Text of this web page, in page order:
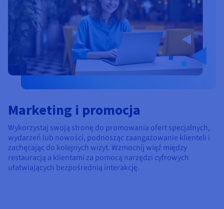
Marketing i promocja
Wykorzystaj swoją stronę do promowania ofert specjalnych,
wydarzeń lub nowości, podnosząc zaangażowanie klienteli i
zachęcając do kolejnych wizyt. Wzmocnij więź między
restauracją a klientami za pomocą narzędzi cyfrowych
ułatwiających bezpośrednią interakcję.